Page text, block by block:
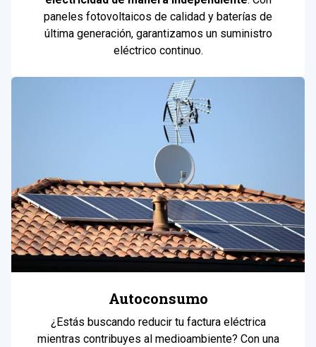
paneles fotovoltaicos de calidad y baterías de
última generación, garantizamos un suministro
eléctrico continuo.
Autoconsumo
¿Estás buscando reducir tu factura eléctrica
mientras contribuyes al medioambiente? Con una